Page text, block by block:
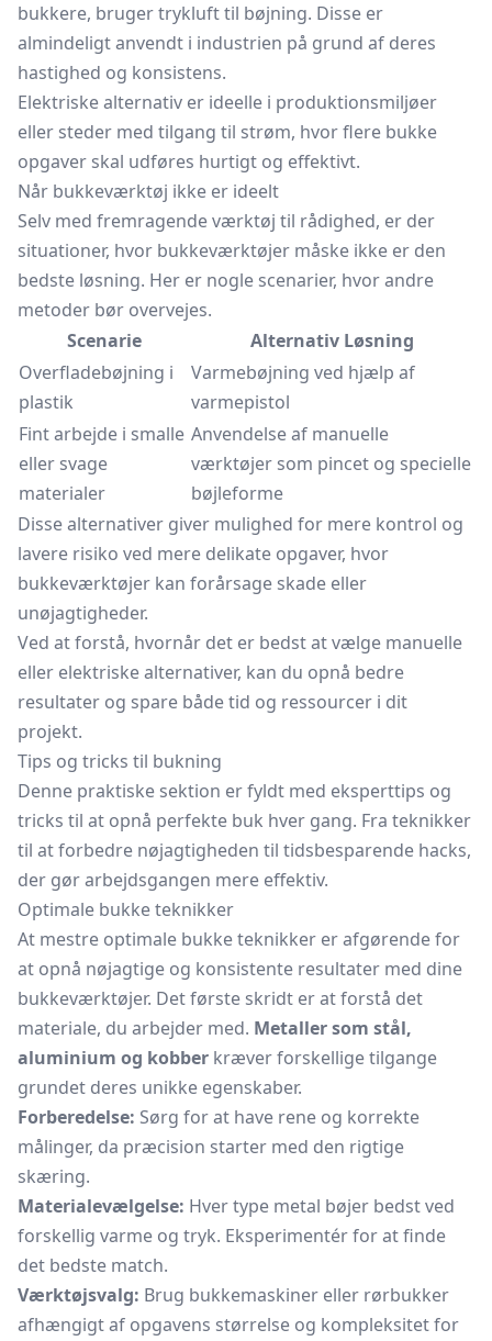
bukkere, bruger trykluft til bøjning. Disse er
almindeligt anvendt i industrien på grund af deres
hastighed og konsistens.
Elektriske alternativ er ideelle i produktionsmiljøer
eller steder med tilgang til strøm, hvor flere bukke
opgaver skal udføres hurtigt og effektivt.
Når bukkeværktøj ikke er ideelt
Selv med fremragende værktøj til rådighed, er der
situationer, hvor bukkeværktøjer måske ikke er den
bedste løsning. Her er nogle scenarier, hvor andre
metoder bør overvejes.
Scenarie
Alternativ Løsning
Overfladebøjning i
plastik
Varmebøjning ved hjælp af
varmepistol
Fint arbejde i smalle
eller svage
materialer
Anvendelse af manuelle
værktøjer som pincet og specielle
bøjleforme
Disse alternativer giver mulighed for mere kontrol og
lavere risiko ved mere delikate opgaver, hvor
bukkeværktøjer kan forårsage skade eller
unøjagtigheder.
Ved at forstå, hvornår det er bedst at vælge manuelle
eller elektriske alternativer, kan du opnå bedre
resultater og spare både tid og ressourcer i dit
projekt.
Tips og tricks til bukning
Denne praktiske sektion er fyldt med eksperttips og
tricks til at opnå perfekte buk hver gang. Fra teknikker
til at forbedre nøjagtigheden til tidsbesparende hacks,
der gør arbejdsgangen mere effektiv.
Optimale bukke teknikker
At mestre optimale bukke teknikker er afgørende for
at opnå nøjagtige og konsistente resultater med dine
bukkeværktøjer. Det første skridt er at forstå det
materiale, du arbejder med. Metaller som stål,
aluminium og kobber kræver forskellige tilgange
grundet deres unikke egenskaber.
Forberedelse: Sørg for at have rene og korrekte
målinger, da præcision starter med den rigtige
skæring.
Materialevælgelse: Hver type metal bøjer bedst ved
forskellig varme og tryk. Eksperimentér for at finde
det bedste match.
Værktøjsvalg: Brug bukkemaskiner eller rørbukker
afhængigt af opgavens størrelse og kompleksitet for